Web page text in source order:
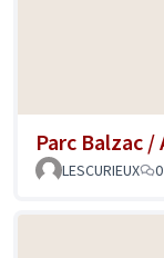
Parc Balzac
LESCURIEUX
0